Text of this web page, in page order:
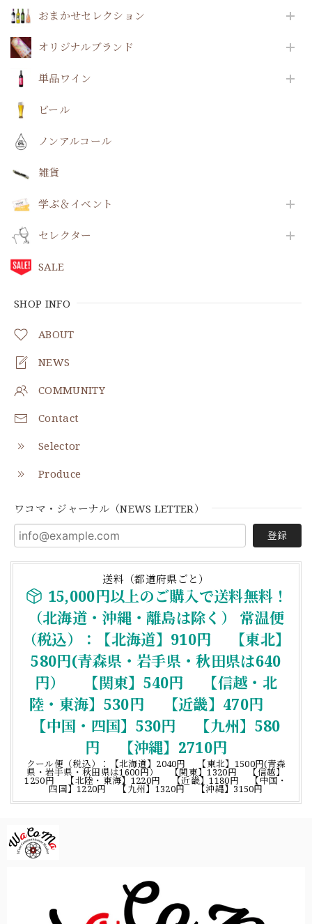
おまかせセレクション
オリジナルブランド
単品ワイン
ビール
ノンアルコール
雑貨
学ぶ＆イベント
セレクター
SALE
SHOP INFO
ABOUT
NEWS
COMMUNITY
Contact
Selector
Produce
ワコマ・ジャーナル（NEWS LETTER）
登録
送料（都道府県ごと）
15,000円以上のご購入で送料無料！
（北海道・沖縄・離島は除く） 常温便
（税込）：【北海道】910円 【東北】
580円(青森県・岩手県・秋田県は640
円） 【関東】540円 【信越・北
陸・東海】530円 【近畿】470円
【中国・四国】530円 【九州】580
円 【沖縄】2710円
クール便（税込）：【北海道】2040円 【東北】1500円(青森
県・岩手県・秋田県は1600円） 【関東】1320円 【信越】
1250円 【北陸・東海】1220円 【近畿】1180円 【中国・
四国】1220円 【九州】1320円 【沖縄】3150円